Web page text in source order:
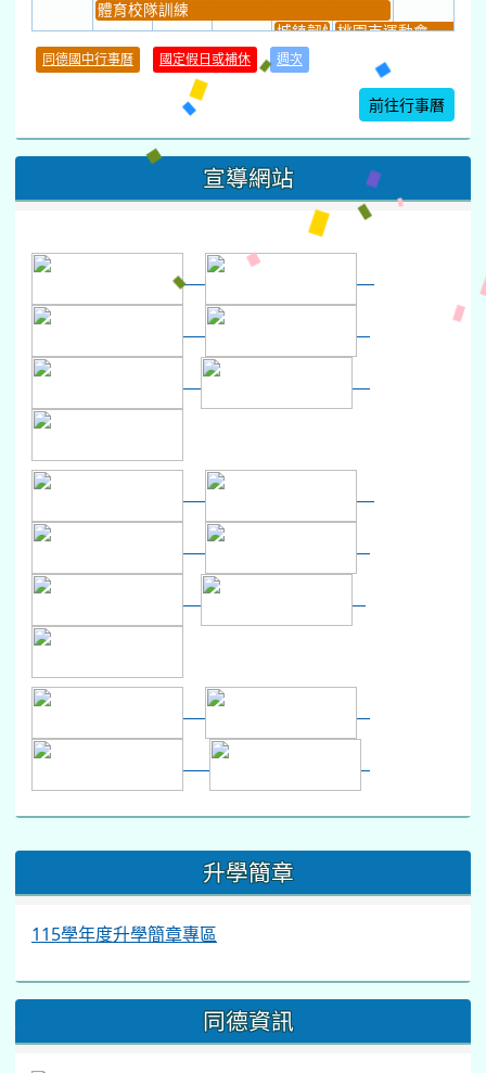
體育校隊訓練
城鎮韌性(防空)演習
桃園市運動會
暑期輔導課結束
暑期體育育樂營結束
21 22
桃園市運動會
數感實驗夏令營(整天)
27
打擊樂團暑訓
新生智力測驗補測(...
下午-新進教師研習
教師備課會議
下午-校務會議14:00-
防災演練工作分配及...
1
本週_友善校園週
本週_新書展
第一週
同德國中行事曆 國定假日或補休 週次
前往行事曆
宣導網站
::: 升學簡章
115學年度升學簡章專區
同德資訊